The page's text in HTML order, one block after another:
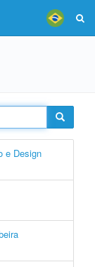
e Design